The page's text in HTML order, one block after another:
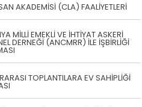
AKADEMİSİ (CLA) FAALİYETLERİ
MİLLİ EMEKLİ VE İHTİYAT ASKERİ
DERNEĞİ (ANCMRR) İLE İŞBİRLİĞİ
TOPLANTILARA EV SAHİPLİĞİ